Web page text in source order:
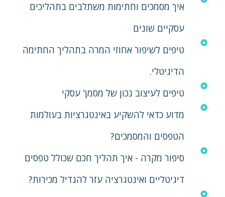
איך מסמכים וחתימות משתלבים בתהליכים
עסקיים שונים
טיפים לשיפור אחוזי המרה בתהליך החתימה
הדיגיטלי.
טיפים לעיצוב נכון של מסמך עסקי
מדוע כדאי להשקיע באינטגרציות בעולמות
הטפסים והמסמכים?
סיפור מקרה - איך תהליך חכם שכולל טפסים
דיגיטליים ואינטגרציה עזר להגדיל מכירות?